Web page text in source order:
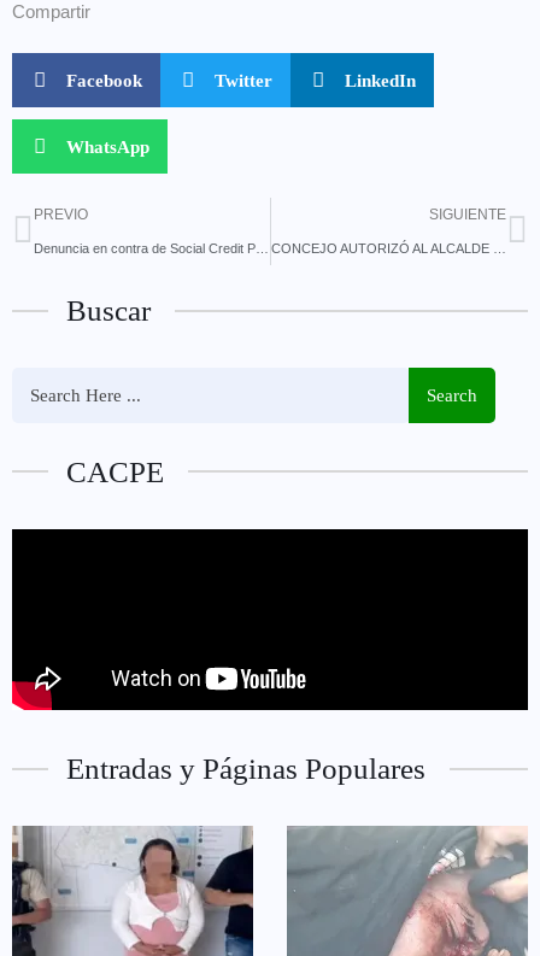
Compartir
Facebook Twitter LinkedIn
WhatsApp
PREVIO SIGUIENTE
Buscar
Search
CACPE
Entradas y Páginas Populares